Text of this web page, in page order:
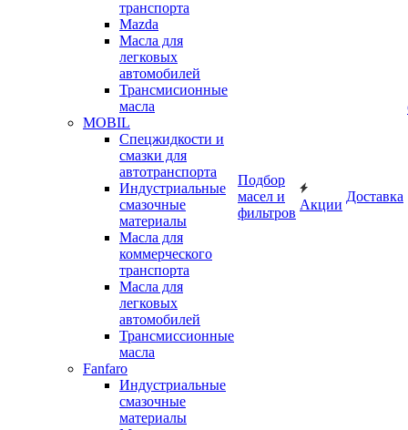
транспорта
Mazda
Масла для
легковых
автомобилей
Трансмисионные
масла
MOBIL
Cпецжидкости и
смазки для
автотранспорта
Индустриальные
смазочные
материалы
Масла для
коммерческого
транспорта
Масла для
легковых
автомобилей
Трансмиссионные
масла
Fanfaro
Индустриальные
смазочные
материалы
Подбор
масел и
фильтров
Акции
Доставка